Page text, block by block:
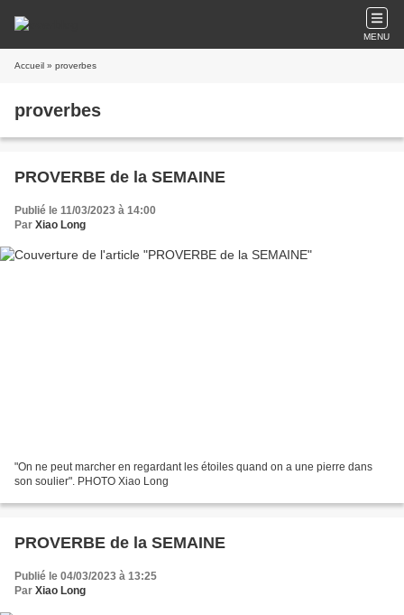
MENU
Accueil » proverbes
proverbes
PROVERBE de la SEMAINE
Publié le 11/03/2023 à 14:00
Par Xiao Long
"On ne peut marcher en regardant les étoiles quand on a une pierre dans
son soulier". PHOTO Xiao Long
PROVERBE de la SEMAINE
Publié le 04/03/2023 à 13:25
Par Xiao Long